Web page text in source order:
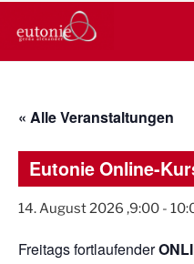
Inhalt
EUTONIE.DE
Lebensbalance durch
« Alle Veranstaltungen
Eutonie Online-
14. August 2026 ,9:00 -
Freitags fortlaufender